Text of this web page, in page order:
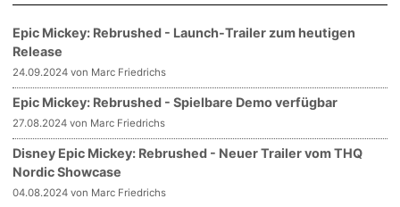
Epic Mickey: Rebrushed - Launch-Trailer zum heutigen
Release
24.09.2024 von Marc Friedrichs
Epic Mickey: Rebrushed - Spielbare Demo verfügbar
27.08.2024 von Marc Friedrichs
Disney Epic Mickey: Rebrushed - Neuer Trailer vom THQ
Nordic Showcase
04.08.2024 von Marc Friedrichs